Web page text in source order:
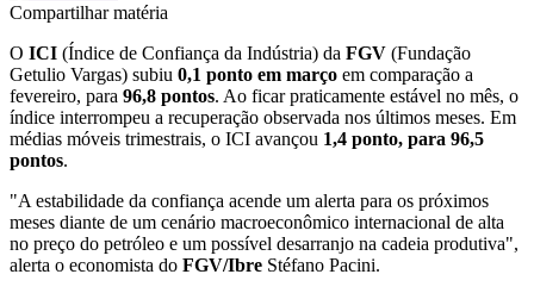
Compartilhar matéria
O ICI (Índice de Confiança da Indústria) da FGV (Fundação
Getulio Vargas) subiu 0,1 ponto em março em comparação a
fevereiro, para 96,8 pontos. Ao ficar praticamente estável no mês, o
índice interrompeu a recuperação observada nos últimos meses. Em
médias móveis trimestrais, o ICI avançou 1,4 ponto, para 96,5
pontos.
"A estabilidade da confiança acende um alerta para os próximos
meses diante de um cenário macroeconômico internacional de alta
no preço do petróleo e um possível desarranjo na cadeia produtiva",
alerta o economista do FGV/Ibre Stéfano Pacini.